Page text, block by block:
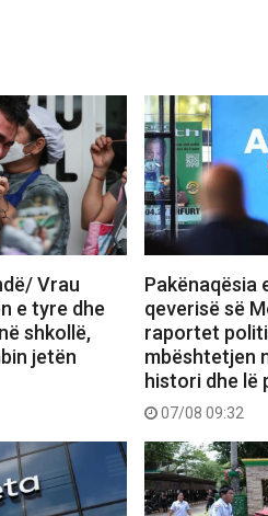
Vrau
e tyre dhe
shkollë,
jetën
Pakënaqësia
qeverisë së
raportet
mbështetjen
histori dhe lë
07/08 09:32